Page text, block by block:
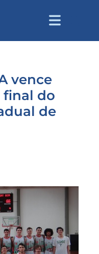
vence
do
de